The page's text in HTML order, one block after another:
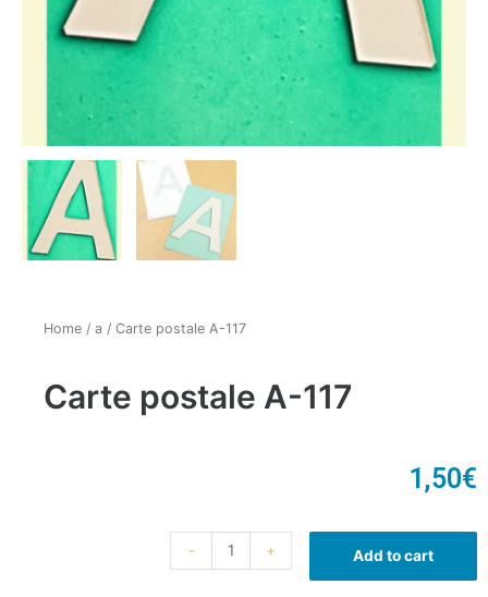
Home / a / Carte postale A-117
Carte postale A-117
1,50€
- + Add to cart